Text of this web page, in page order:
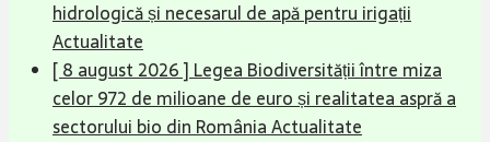
hidrologică și necesarul de apă pentru irigații
Actualitate
[ 8 august 2026 ] Legea Biodiversității între miza
celor 972 de milioane de euro și realitatea aspră a
sectorului bio din RomâniaActualitate